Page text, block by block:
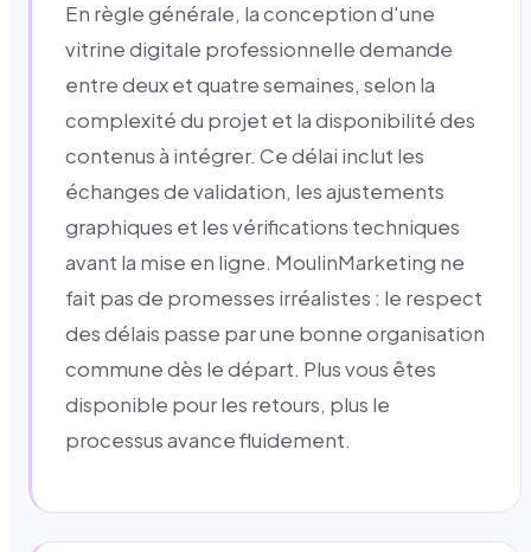
En règle générale, la conception d'une
vitrine digitale professionnelle demande
entre deux et quatre semaines, selon la
complexité du projet et la disponibilité des
contenus à intégrer. Ce délai inclut les
échanges de validation, les ajustements
graphiques et les vérifications techniques
avant la mise en ligne. MoulinMarketing ne
fait pas de promesses irréalistes : le respect
des délais passe par une bonne organisation
commune dès le départ. Plus vous êtes
disponible pour les retours, plus le
processus avance fluidement.